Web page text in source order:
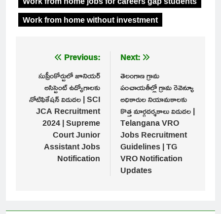
Work from home without investment
navigation
Previous:
సుప్రీంకోర్టులో జూనియర్
అసిస్టెంట్ ఉద్యోగాలకు
నోటిఫికేషన్ విడుదల | SCI
JCA Recruitment
2024 | Supreme
Court Junior
Assistant Jobs
Notification
Next:
తెలంగాణ గ్రామ
పంచాయతీల్లో గ్రామ రెవెన్యూ
అధికారుల నియామకాలకు
కొత్త మార్గదర్శకాలు విడుదల |
Telangana VRO
Jobs Recruitment
Guidelines | TG
VRO Notification
Updates